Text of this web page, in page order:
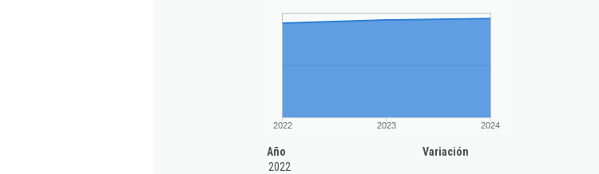
2022 2023 2024
Año
Variación
2022